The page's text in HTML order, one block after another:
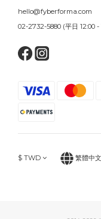
hello@fyberforma.com
02-2732-5880 (平日 12:00 -
$ TWD 繁體中文